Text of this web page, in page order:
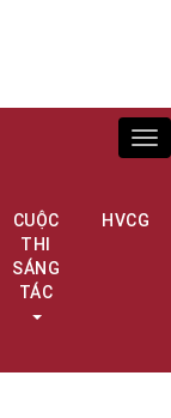
CUỘC
THI
SÁNG
TÁC
HVCG